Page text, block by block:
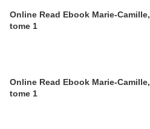
Online Read Ebook Marie-Camille,
tome 1
Online Read Ebook Marie-Camille,
tome 1